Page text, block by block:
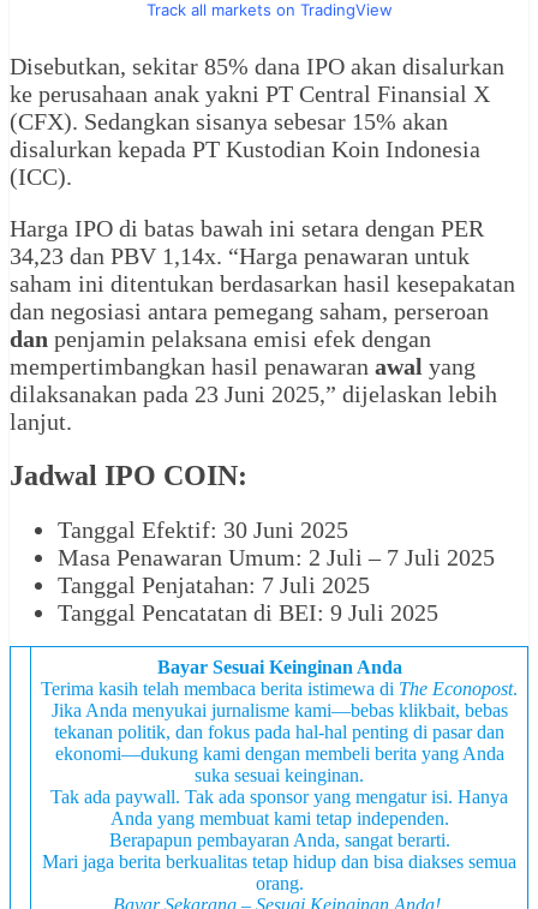
Track all markets on TradingView
Disebutkan, sekitar 85% dana IPO akan disalurkan
ke perusahaan anak yakni PT Central Finansial X
(CFX). Sedangkan sisanya sebesar 15% akan
disalurkan kepada PT Kustodian Koin Indonesia
(ICC).
Harga IPO di batas bawah ini setara dengan PER
34,23 dan PBV 1,14x. “Harga penawaran untuk
saham ini ditentukan berdasarkan hasil kesepakatan
dan negosiasi antara pemegang saham, perseroan
dan penjamin pelaksana emisi efek dengan
mempertimbangkan hasil penawaran awal yang
dilaksanakan pada 23 Juni 2025,” dijelaskan lebih
lanjut.
Jadwal IPO COIN:
Tanggal Efektif: 30 Juni 2025
Masa Penawaran Umum: 2 Juli – 7 Juli 2025
Tanggal Penjatahan: 7 Juli 2025
Tanggal Pencatatan di BEI: 9 Juli 2025
Bayar Sesuai Keinginan Anda
Terima kasih telah membaca berita istimewa di The Econopost.
Jika Anda menyukai jurnalisme kami—bebas klikbait, bebas
tekanan politik, dan fokus pada hal-hal penting di pasar dan
ekonomi—dukung kami dengan membeli berita yang Anda
suka sesuai keinginan.
Tak ada paywall. Tak ada sponsor yang mengatur isi. Hanya
Anda yang membuat kami tetap independen.
Berapapun pembayaran Anda, sangat berarti.
Mari jaga berita berkualitas tetap hidup dan bisa diakses semua
orang.